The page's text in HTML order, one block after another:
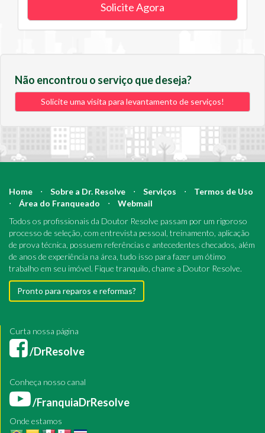
Solicite Agora
Não encontrou o serviço que deseja?
Solicite uma visita para levantamento de serviços!
Home ⋅ Sobre a Dr. Resolve ⋅ Serviços ⋅
Termos de Uso
⋅
Área do Franqueado ⋅
Webmail
Todos os profissionais da Doutor Resolve passam por um rigoroso
processo de seleção, com entrevista pessoal, treinamento, aplicação
de prova técnica, possuem referências e antecedentes checados, além
de anos de experiência na área, tudo isso para fazer um ótimo
trabalho em seu imóvel. Fique tranquilo, chame a Doutor Resolve.
Pronto para reparos e reformas?
Curta nossa página
/DrResolve
Conheça nosso canal
/FranquiaDrResolve
Onde estamos